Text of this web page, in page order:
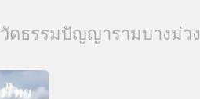
&
SERIES
วัดธรรมปัญญารามบางม่วง